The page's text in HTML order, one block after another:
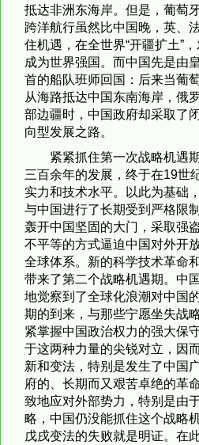
抵达非洲东海岸。但是，葡萄
跨洋航行虽然比中国晚，英、
住机遇，在全世界“开疆扩土”
成为世界强国。而中国先是由
首的船队班师回国：后来当葡
从海路抵达中国东南海岸，俄
部边疆时，中国政府却采取了
向型发展之路。
紧紧抓住第一次战略机遇
三百余年的发展，终于在19世
实力和技术水平。以此为基础
与中国进行了长期受到严格限
轰开中国坚固的大门，采取强
不平等的方式逼迫中国对外开
全球体系。新的科学技术革命
带来了第二个战略机遇期。中
地觉察到了全球化浪潮对中国
期的到来，与那些宁愿坐失战
紧掌握中国政治权力的强大保
于这两种力量的尖锐对立，因
新和变法，特别是发生了中国
府的、长期而又艰苦卓绝的革
致地应对外部势力，特别是由
略，中国仍没能抓住这个战略
戊戌变法的失败就是明证。在